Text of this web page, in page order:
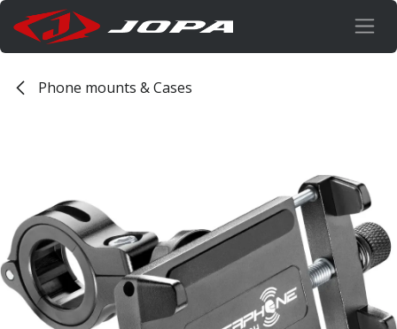
Overslaan naar inhoud
Phone mounts & Cases